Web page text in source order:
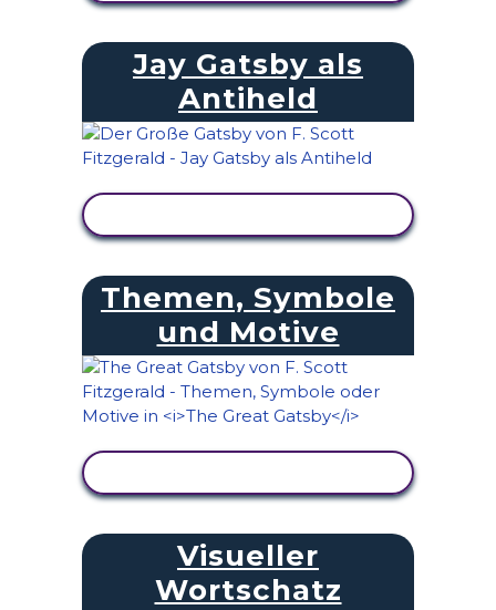
Jay Gatsby als
Antiheld
Themen, Symbole
und Motive
Visueller
Wortschatz